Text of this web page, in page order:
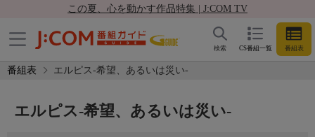
この夏、心を動かす作品特集 | J:COM TV
CS番組一覧 番組表
検索
番組表 エルピス-希望、あるいは災い-
エルピス-希望、あるいは災い-